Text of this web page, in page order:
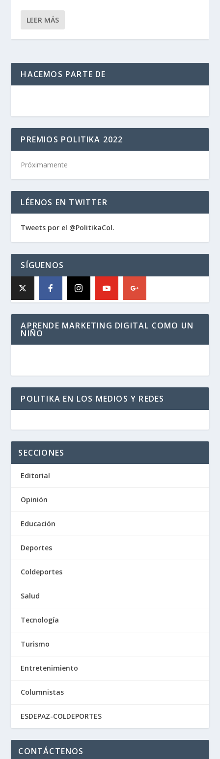
LEER MÁS
HACEMOS PARTE DE
PREMIOS POLITIKA 2022
Próximamente
LÉENOS EN TWITTER
Tweets por el @PolitikaCol.
SÍGUENOS
APRENDE MARKETING DIGITAL COMO UN
NIÑO
POLITIKA EN LOS MEDIOS Y REDES
SECCIONES
Editorial
Opinión
Educación
Deportes
Coldeportes
Salud
Tecnología
Turismo
Entretenimiento
Columnistas
ESDEPAZ-COLDEPORTES
CONTÁCTENOS